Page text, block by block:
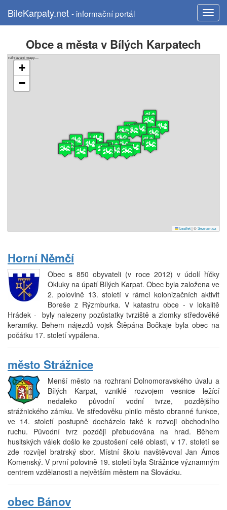
BileKarpaty.net - informační portál
Obce a města v Bílých Karpatech
náhrávání mapy....
+
−
Leaflet|©Seznam.cz
Horní Němčí
Obec s 850 obyvateli (v roce 2012) v údolí říčky
Okluky na úpatí Bílých Karpat. Obec byla založena ve
2. polovině 13. století v rámci kolonizačních aktivit
Boreše z Rýzmburka. V katastru obce - v lokalitě
Hrádek - byly nalezeny pozůstatky tvrziště a zlomky středověké
keramiky. Behem nájezdů vojsk Štěpána Bočkaje byla obec na
počátku 17. století vypálena.
město Strážnice
Menší město na rozhraní Dolnomoravského úvalu a
Bílých Karpat, vzniklé rozvojem vesnice ležící
nedaleko původní vodní tvrze, pozdějšího
strážnického zámku. Ve středověku plnilo město obranné funkce,
ve 14. století postupně docházelo také k rozvoji obchodního
ruchu. Původní tvrz později přebudována na hrad. Během
husitských válek došlo ke zpustošení celé oblasti, v 17. století se
zde rozvíjel bratrský sbor. Místní školu navštěvoval Jan Ámos
Komenský. V první polovině 19. století byla Strážnice významným
centrem vzdělanosti a největším městem na Slovácku.
obec Bánov